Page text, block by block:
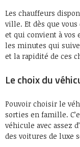
Les chauffeurs
ville. Et dès que
et qui convient à vos
les minutes qui
et la rapidité de ces
Le choix du
Pouvoir choisir le
sorties en famille.
véhicule avec assez
des voitures de luxe